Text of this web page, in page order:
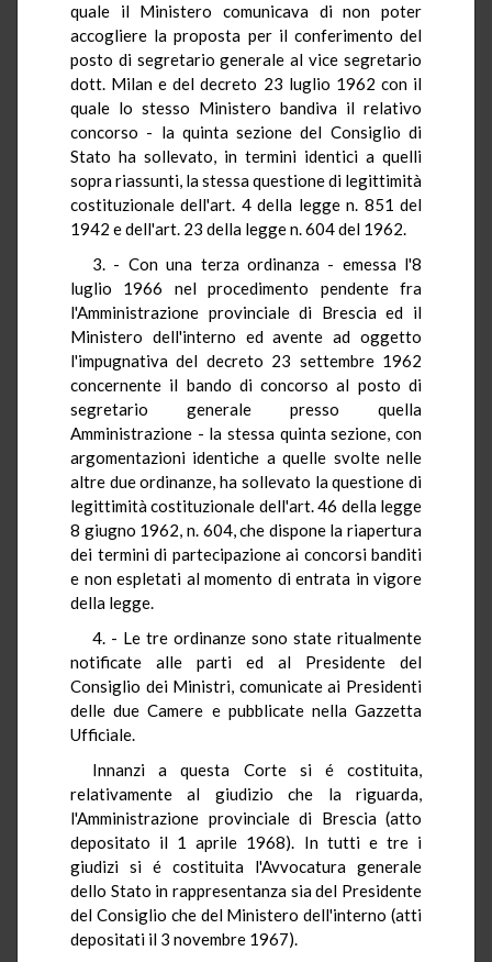
quale il Ministero comunicava di non poter
accogliere la proposta per il conferimento del
posto di segretario generale al vice segretario
dott. Milan e del decreto 23 luglio 1962 con il
quale lo stesso Ministero bandiva il relativo
concorso - la quinta sezione del Consiglio di
Stato ha sollevato, in termini identici a quelli
sopra riassunti, la stessa questione di legittimità
costituzionale dell'art. 4 della legge n. 851 del
1942 e dell'art. 23 della legge n. 604 del 1962.
3. - Con una terza ordinanza - emessa l'8
luglio 1966 nel procedimento pendente fra
l'Amministrazione provinciale di Brescia ed il
Ministero dell'interno ed avente ad oggetto
l'impugnativa del decreto 23 settembre 1962
concernente il bando di concorso al posto di
segretario generale presso quella
Amministrazione - la stessa quinta sezione, con
argomentazioni identiche a quelle svolte nelle
altre due ordinanze, ha sollevato la questione di
legittimità costituzionale dell'art. 46 della legge
8 giugno 1962, n. 604, che dispone la riapertura
dei termini di partecipazione ai concorsi banditi
e non espletati al momento di entrata in vigore
della legge.
4. - Le tre ordinanze sono state ritualmente
notificate alle parti ed al Presidente del
Consiglio dei Ministri, comunicate ai Presidenti
delle due Camere e pubblicate nella Gazzetta
Ufficiale.
Innanzi a questa Corte si é costituita,
relativamente al giudizio che la riguarda,
l'Amministrazione provinciale di Brescia (atto
depositato il 1 aprile 1968). In tutti e tre i
giudizi si é costituita l'Avvocatura generale
dello Stato in rappresentanza sia del Presidente
del Consiglio che del Ministero dell'interno (atti
depositati il 3 novembre 1967).